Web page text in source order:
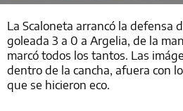
La Scaloneta arrancó la defensa
goleada 3 a 0 a Argelia, de la
marcó todos los tantos. Las
dentro de la cancha, afuera con
que se hicieron eco.